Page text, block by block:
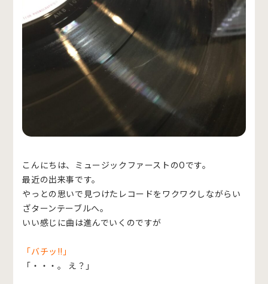
こんにちは、ミュージックファーストのOです。
最近の出来事です。
やっとの思いで見つけたレコードをワクワクしながらい
ざターンテーブルへ。
いい感じに曲は進んでいくのですが
「バチッ!!」
「・・・。 え？」